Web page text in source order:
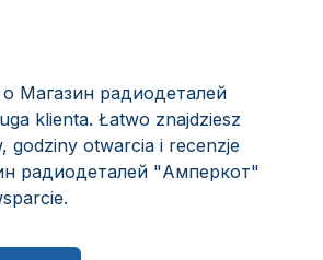
Магазин радиодеталей
klienta. Łatwo znajdziesz
godziny otwarcia i recenzje
радиодеталей "Амперкот"